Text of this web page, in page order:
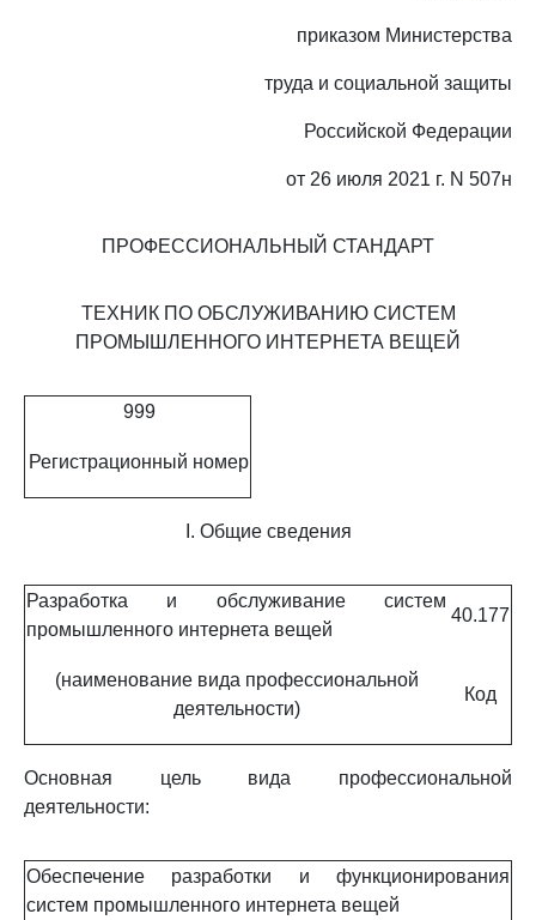
приказом Министерства
труда и социальной защиты
Российской Федерации
от 26 июля 2021 г. N 507н
ПРОФЕССИОНАЛЬНЫЙ СТАНДАРТ
ТЕХНИК ПО ОБСЛУЖИВАНИЮ СИСТЕМ
ПРОМЫШЛЕННОГО ИНТЕРНЕТА ВЕЩЕЙ
999
Регистрационный номер
I. Общие сведения
Разработка и обслуживание систем
промышленного интернета вещей
40.177
(наименование вида профессиональной
деятельности)
Код
Основная цель вида профессиональной
деятельности:
Обеспечение разработки и функционирования
систем промышленного интернета вещей